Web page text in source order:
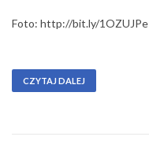
Foto: http://bit.ly/1OZUJPe
CZYTAJ DALEJ